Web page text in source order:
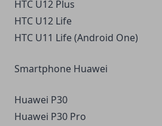
HTC U12 Plus
HTC U12 Life
HTC U11 Life (Android One)
Smartphone Huawei
Huawei P30
Huawei P30 Pro